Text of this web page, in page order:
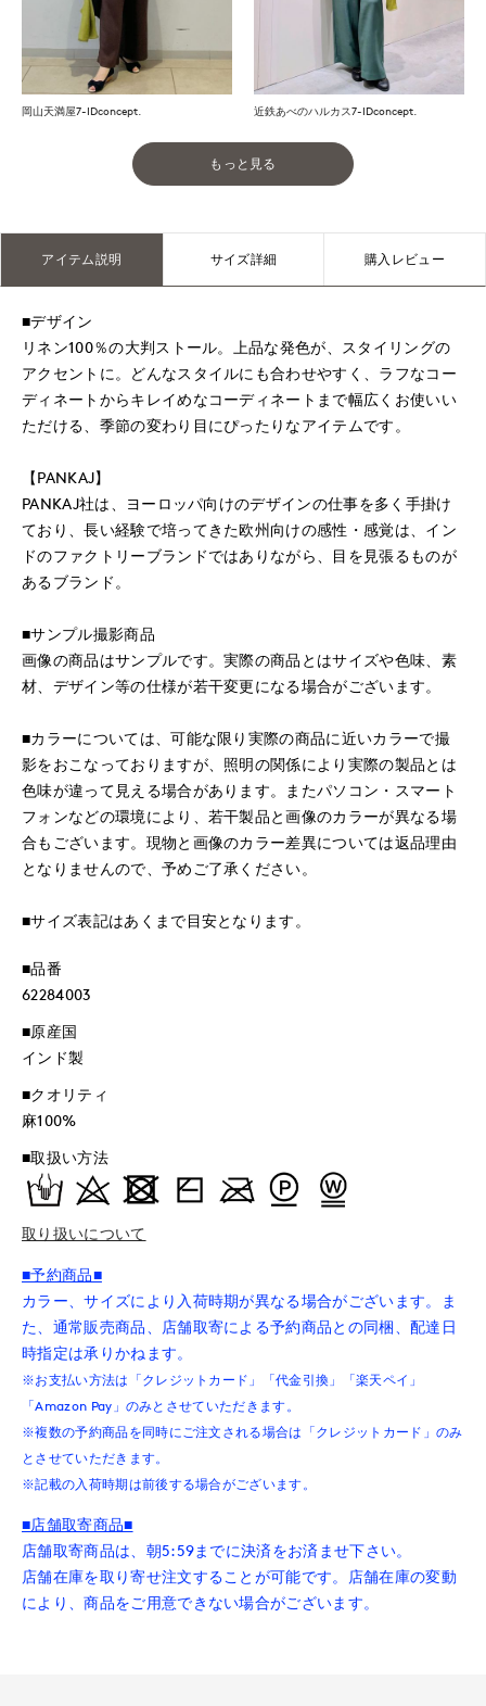
岡山天満屋7-IDconcept. 近鉄あべのハルカス7-IDconcept.
もっと見る
アイテム説明 サイズ詳細 購入レビュー
■デザイン
リネン100％の大判ストール。上品な発色が、スタイリングの
アクセントに。どんなスタイルにも合わせやすく、ラフなコー
ディネートからキレイめなコーディネートまで幅広くお使いい
ただける、季節の変わり目にぴったりなアイテムです。
【PANKAJ】
PANKAJ社は、ヨーロッパ向けのデザインの仕事を多く手掛け
ており、長い経験で培ってきた欧州向けの感性・感覚は、イン
ドのファクトリーブランドではありながら、目を見張るものが
あるブランド。
■サンプル撮影商品
画像の商品はサンプルです。実際の商品とはサイズや色味、素
材、デザイン等の仕様が若干変更になる場合がございます。
■カラーについては、可能な限り実際の商品に近いカラーで撮
影をおこなっておりますが、照明の関係により実際の製品とは
色味が違って見える場合があります。またパソコン・スマート
フォンなどの環境により、若干製品と画像のカラーが異なる場
合もございます。現物と画像のカラー差異については返品理由
となりませんので、予めご了承ください。
■サイズ表記はあくまで目安となります。
■品番
62284003
■原産国
インド製
■クオリティ
麻100%
■取扱い方法
取り扱いについて
■予約商品■
カラー、サイズにより入荷時期が異なる場合がございます。ま
た、通常販売商品、店舗取寄による予約商品との同梱、配達日
時指定は承りかねます。
※お支払い方法は「クレジットカード」「代金引換」「楽天ペイ」
「Amazon Pay」のみとさせていただきます。
※複数の予約商品を同時にご注文される場合は「クレジットカード」のみ
とさせていただきます。
※記載の入荷時期は前後する場合がございます。
■店舗取寄商品■
店舗取寄商品は、朝5:59までに決済をお済ませ下さい。
店舗在庫を取り寄せ注文することが可能です。店舗在庫の変動
により、商品をご用意できない場合がございます。